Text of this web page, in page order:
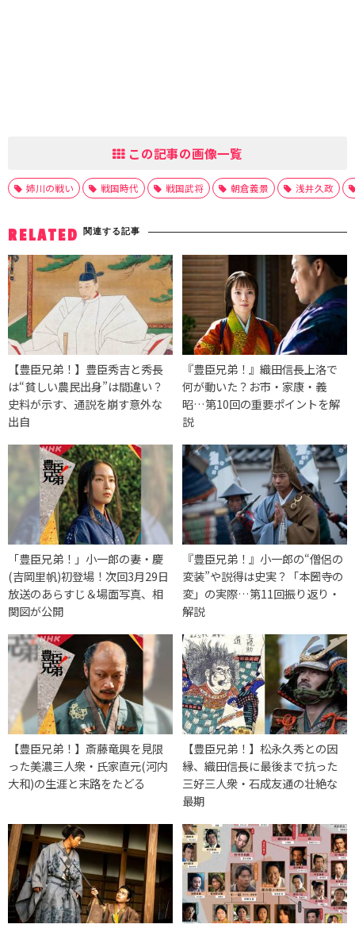
この記事の画像一覧
姉川の戦い 戦国時代 戦国武将 朝倉義景 浅井久政
RELATED 関連する記事
【豊臣兄弟！】豊臣秀吉と秀長
は“貧しい農民出身”は間違い？
史料が示す、通説を崩す意外な
出自
『豊臣兄弟！』織田信長上洛で
何が動いた？お市・家康・義
昭…第10回の重要ポイントを解
説
「豊臣兄弟！」小一郎の妻・慶
(吉岡里帆)初登場！次回3月29日
放送のあらすじ＆場面写真、相
関図が公開
『豊臣兄弟！』小一郎の“僧侶の
変装”や説得は史実？「本圀寺の
変」の実際…第11回振り返り・
解説
【豊臣兄弟！】斎藤竜興を見限
った美濃三人衆・氏家直元(河内
大和)の生涯と末路をたどる
【豊臣兄弟！】松永久秀との因
縁、織田信長に最後まで抗った
三好三人衆・石成友通の壮絶な
最期